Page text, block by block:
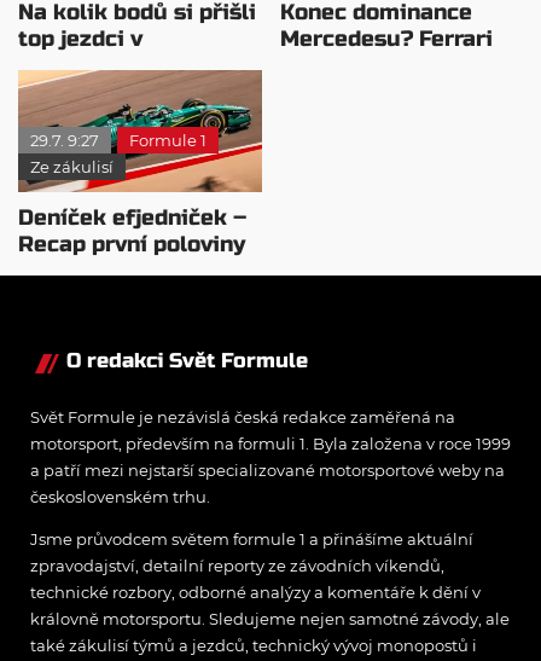
Na kolik bodů si přišli
top jezdci v
posledních 4
závodech?
Konec dominance
Mercedesu? Ferrari
29.7. 9:27
Formule 1
Ze zákulisí
Deníček efjedniček –
Recap první poloviny
sezóny 2026
O redakci Svět Formule
Svět Formule je nezávislá česká redakce zaměřená na
motorsport, především na formuli 1. Byla založena v roce 1999
a patří mezi nejstarší specializované motorsportové weby na
československém trhu.
Jsme průvodcem světem formule 1 a přinášíme aktuální
zpravodajství, detailní reporty ze závodních víkendů,
technické rozbory, odborné analýzy a komentáře k dění v
královně motorsportu. Sledujeme nejen samotné závody, ale
také zákulisí týmů a jezdců, technický vývoj monopostů i